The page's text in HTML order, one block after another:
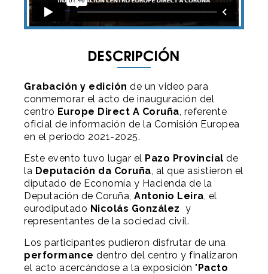
Descripción
Grabación y edición de un video para
conmemorar el acto de inauguración del
centro Europe Direct A Coruña, referente
oficial de información de la Comisión Europea
en el periodo 2021-2025.
Este evento tuvo lugar el Pazo Provincial de
la Deputación da Coruña, al que asistieron el
diputado de Economía y Hacienda de la
Deputación de Coruña, Antonio Leira, el
eurodiputado Nicolás González y
representantes de la sociedad civil.
Los participantes pudieron disfrutar de una
performance dentro del centro y finalizaron
el acto acercándose a la exposición "Pacto